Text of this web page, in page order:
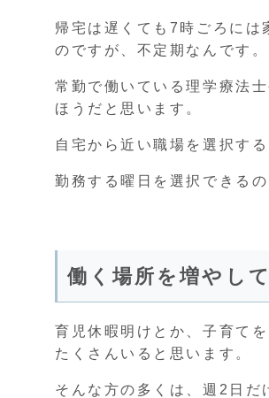
帰宅は遅くても7時ごろには
のですが、不定期なんです
常勤で働いている理学療法
ほうだと思います。
自宅から近い職場を選択す
勤務する曜日を選択できる
働く場所を増やして
育児休暇明けとか、子育て
たくさんいると思います。
そんな方の多くは、週2日だ